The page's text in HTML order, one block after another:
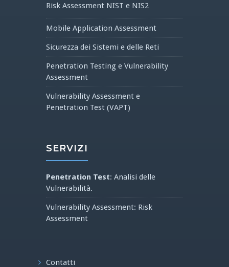
Risk Assessment NIST e NIS2
Mobile Application Assessment
Sicurezza dei Sistemi e delle Reti
Penetration Testing e Vulnerability
Assessment
Vulnerability Assessment e
Penetration Test (VAPT)
SERVIZI
Penetration Test: Analisi delle
Vulnerabilità.
Vulnerability Assessment: Risk
Assessment
Contatti